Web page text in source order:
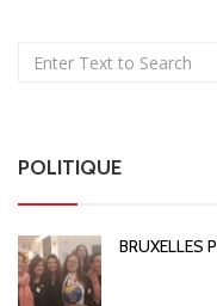
POLITIQUE
BRUXELLES